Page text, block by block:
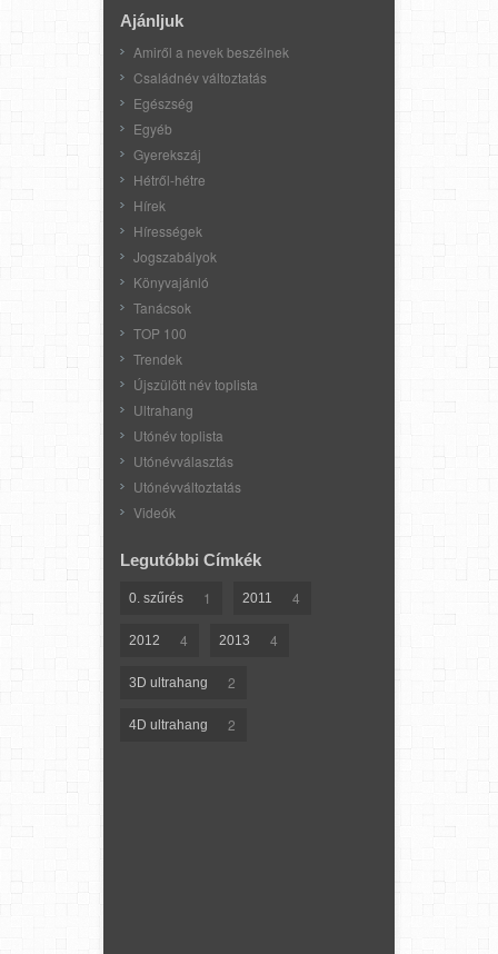
Ajánljuk
Amiről a nevek beszélnek
Családnév változtatás
Egészség
Egyéb
Gyerekszáj
Hétről-hétre
Hírek
Hírességek
Jogszabályok
Könyvajánló
Tanácsok
TOP 100
Trendek
Újszülött név toplista
Ultrahang
Utónév toplista
Utónévválasztás
Utónévváltoztatás
Videók
Legutóbbi Címkék
0. szűrés 1 2011 4
2012 4 2013 4
3D ultrahang 2
4D ultrahang 2